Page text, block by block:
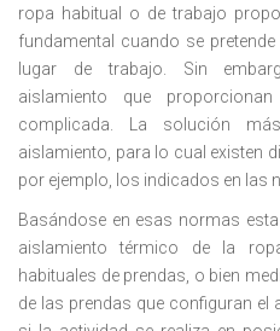
ropa habitual o de trabajo
fundamental cuando se
lugar de trabajo. Sin
aislamiento que
complicada. La solución
aislamiento, para lo cual existen
por ejemplo, los indicados en las
Basándose en esas normas
aislamiento térmico de la
habituales de prendas, o bien
de las prendas que configuran el